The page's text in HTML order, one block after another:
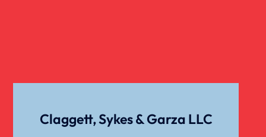
Claggett, Sykes & Garza LLC